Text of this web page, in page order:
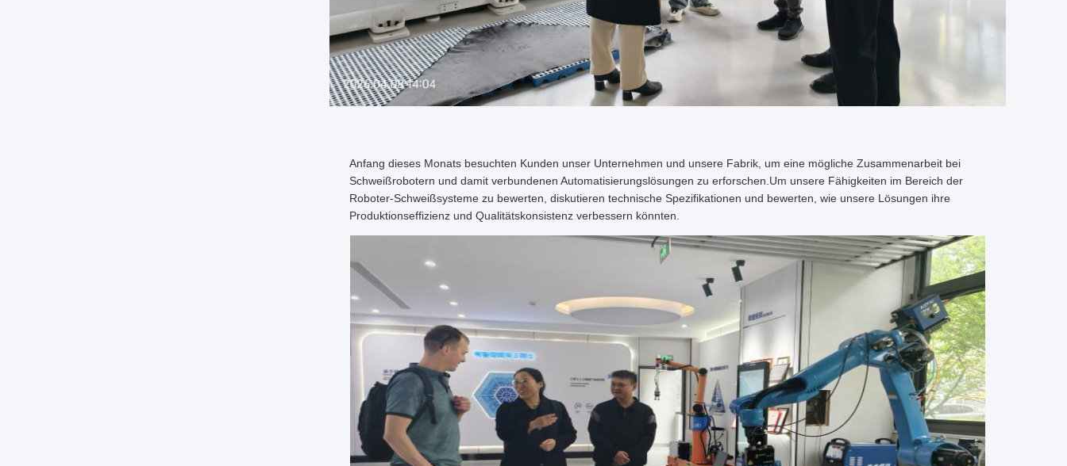
Anfang dieses Monats besuchten Kunden unser Unternehmen und unsere Fabrik, um eine mögliche Zusammenarbeit bei
Schweißrobotern und damit verbundenen Automatisierungslösungen zu erforschen.Um unsere Fähigkeiten im Bereich der
Roboter-Schweißsysteme zu bewerten, diskutieren technische Spezifikationen und bewerten, wie unsere Lösungen ihre
Produktionseffizienz und Qualitätskonsistenz verbessern könnten.